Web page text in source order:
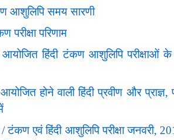
आशुलिपि समय सारणी
परिणाम
हिंदी टंकण आशुलिपि परीक्षाओं के
होने वाली हिंदी प्रवीण और प्राज्ञ,
टंकण एवं हिंदी आशुलिपि परीक्षा जनवरी,